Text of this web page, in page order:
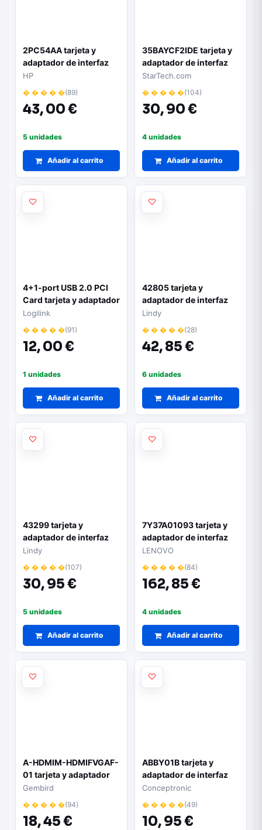
2PC54AA tarjeta y
adaptador de interfaz
HDMI
HP
� � � � �(89)
43,00 €
5 unidades
Añadir al carrito
35BAYCF2IDE tarjeta y
adaptador de interfaz
Interno CF
StarTech.com
� � � � �(104)
30,90 €
4 unidades
Añadir al carrito
4+1-port USB 2.0 PCI
Card tarjeta y adaptador
de interfaz
Logilink
� � � � �(91)
12,00 €
1 unidades
Añadir al carrito
42805 tarjeta y
adaptador de interfaz
Lindy
� � � � �(28)
42,85 €
6 unidades
Añadir al carrito
43299 tarjeta y
adaptador de interfaz
Lindy
� � � � �(107)
30,95 €
5 unidades
Añadir al carrito
7Y37A01093 tarjeta y
adaptador de interfaz
Interno M.2
LENOVO
� � � � �(84)
162,85 €
4 unidades
Añadir al carrito
A-HDMIM-HDMIFVGAF-
01 tarjeta y adaptador
de interfaz HDMI, VGA
Gembird
� � � � �(94)
18,45 €
ABBY01B tarjeta y
adaptador de interfaz
Conceptronic
� � � � �(49)
10,95 €